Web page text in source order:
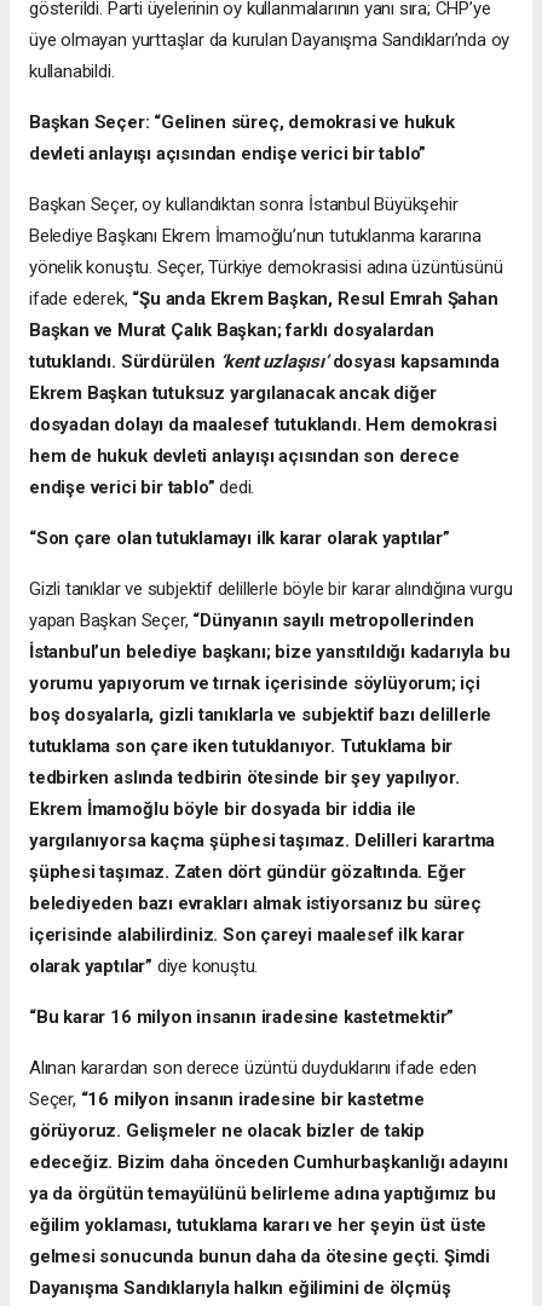
gösterildi. Parti üyelerinin oy kullanmalarının yanı sıra; CHP’ye
üye olmayan yurttaşlar da kurulan Dayanışma Sandıkları’nda oy
kullanabildi.
Başkan Seçer: “Gelinen süreç, demokrasi ve hukuk
devleti anlayışı açısından endişe verici bir tablo”
Başkan Seçer, oy kullandıktan sonra İstanbul Büyükşehir
Belediye Başkanı Ekrem İmamoğlu’nun tutuklanma kararına
yönelik konuştu. Seçer, Türkiye demokrasisi adına üzüntüsünü
ifade ederek, “Şu anda Ekrem Başkan, Resul Emrah Şahan
Başkan ve Murat Çalık Başkan; farklı dosyalardan
tutuklandı. Sürdürülen ‘kent uzlaşısı’dosyası kapsamında
Ekrem Başkan tutuksuz yargılanacak ancak diğer
dosyadan dolayı da maalesef tutuklandı. Hem demokrasi
hem de hukuk devleti anlayışı açısından son derece
endişe verici bir tablo”dedi.
“Son çare olan tutuklamayı ilk karar olarak yaptılar”
Gizli tanıklar ve subjektif delillerle böyle bir karar alındığına vurgu
yapan Başkan Seçer, “Dünyanın sayılı metropollerinden
İstanbul’un belediye başkanı; bize yansıtıldığı kadarıyla bu
yorumu yapıyorum ve tırnak içerisinde söylüyorum; içi
boş dosyalarla, gizli tanıklarla ve subjektif bazı delillerle
tutuklama son çare iken tutuklanıyor. Tutuklama bir
tedbirken aslında tedbirin ötesinde bir şey yapılıyor.
Ekrem İmamoğlu böyle bir dosyada bir iddia ile
yargılanıyorsa kaçma şüphesi taşımaz. Delilleri karartma
şüphesi taşımaz. Zaten dört gündür gözaltında. Eğer
belediyeden bazı evrakları almak istiyorsanız bu süreç
içerisinde alabilirdiniz. Son çareyi maalesef ilk karar
olarak yaptılar” diye konuştu.
“Bu karar 16 milyon insanın iradesine kastetmektir”
Alınan karardan son derece üzüntü duyduklarını ifade eden
Seçer, “16 milyon insanın iradesine bir kastetme
görüyoruz. Gelişmeler ne olacak bizler de takip
edeceğiz. Bizim daha önceden Cumhurbaşkanlığı adayını
ya da örgütün temayülünü belirleme adına yaptığımız bu
eğilim yoklaması, tutuklama kararı ve her şeyin üst üste
gelmesi sonucunda bunun daha da ötesine geçti. Şimdi
Dayanışma Sandıklarıyla halkın eğilimini de ölçmüş